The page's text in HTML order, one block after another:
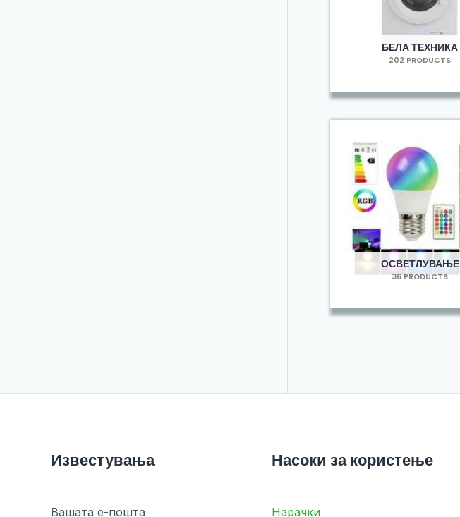
БЕЛА ТЕХНИКА
202 PRODUCTS
ОСВЕТЛУВАЊЕ
36 PRODUCTS
Известувања
Вашата е-пошта
Насоки за користење
Нарачки